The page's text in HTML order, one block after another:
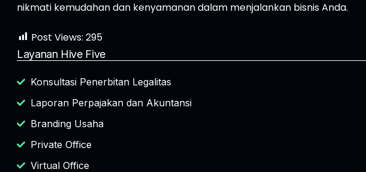
nikmati kemudahan dan kenyamanan dalam menjalankan bisnis Anda.
Post Views: 295
Layanan Hive Five
Konsultasi Penerbitan Legalitas
Laporan Perpajakan dan Akuntansi
Branding Usaha
Private Office
Virtual Office